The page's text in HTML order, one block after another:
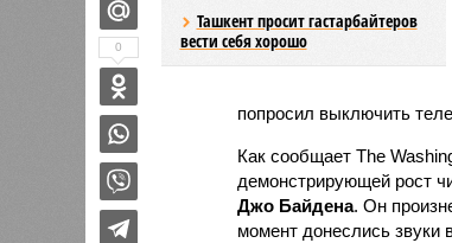
Ташкент просит гастарбайтеров
вести себя хорошо
попросил выключить
Как сообщает The
демонстрирующей рост
Джо Байдена. Он
момент донеслись звуки
0